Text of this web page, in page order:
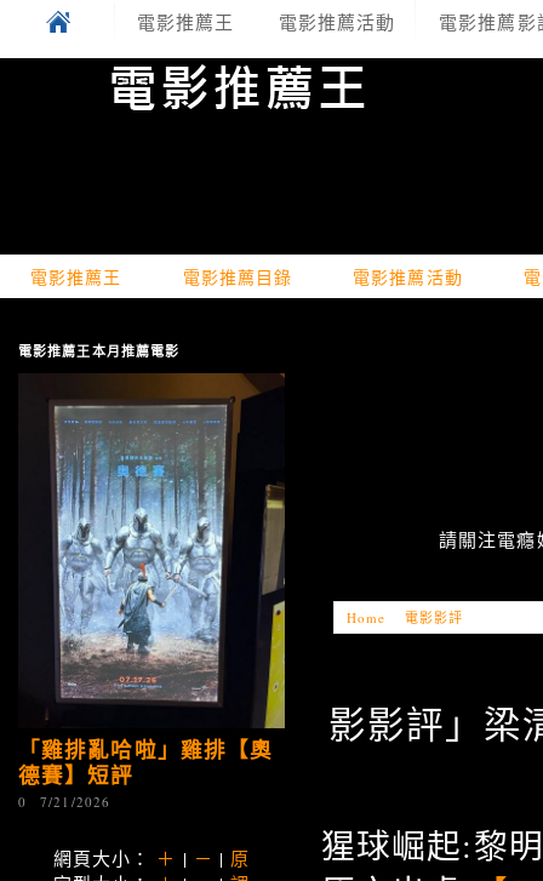
電影推薦王 電影推薦活動 電影推薦影
電影推薦王 電影推薦目錄 電影推薦活動
請關注電
Home 電影影評
影影評」梁
猩球崛起:黎
電影推薦王本月推薦電影
「雞排亂哈啦」雞排【奧
德賽】短評
0 7/21/2026
網頁大小： ＋ | － | 原